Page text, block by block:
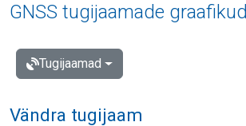
GNSS tugijaamade graafikud
Tugijaamad
Vändra tugijaam